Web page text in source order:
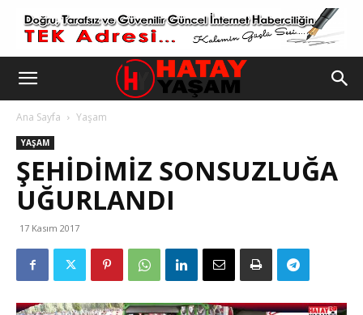
Ana Sayfa Yaşam
YAŞAM
ŞEHIDIMIZ SONSUZLUĞA
UĞURLANDI
17 Kasım 2017